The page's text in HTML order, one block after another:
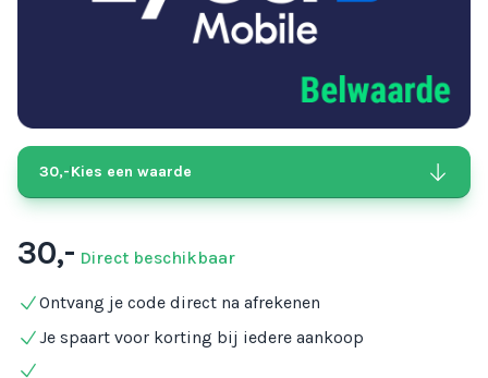
30,-Kies een waarde
30,- Direct beschikbaar
Ontvang je code direct na afrekenen
Je spaart voor korting bij iedere aankoop